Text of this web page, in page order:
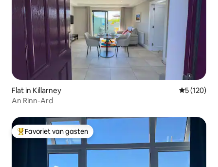
Flat in Killarney
5 (120)
An Rinn-Ard
Topfavoriet van gasten
Favoriet van gasten